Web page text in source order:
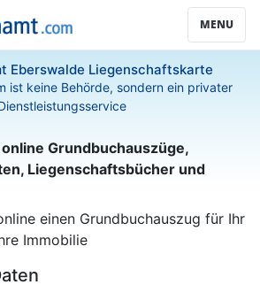
MENU
Eberswalde Liegenschaftskarte
ist keine Behörde, sondern ein privater
Grundbuchauszüge,
Liegenschaftsbücher und
einen Grundbuchauszug für Ihr
Immobilie